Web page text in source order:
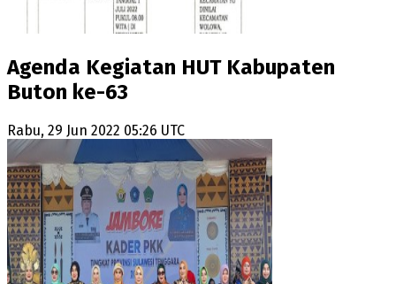
Agenda Kegiatan HUT Kabupaten
Buton ke-63
Rabu, 29 Jun 2022 05:26 UTC